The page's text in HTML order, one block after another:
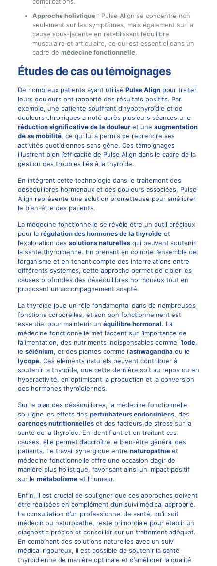
complications.
Approche holistique: Pulse Align se concentre non
seulement sur les symptômes, mais également sur la
cause sous-jacente en rétablissant l’équilibre
musculaire et articulaire, ce qui est essentiel dans un
cadre de médecine fonctionnelle.
Études de cas ou témoignages
De nombreux patients ayant utilisé Pulse Alignpour traiter
leurs douleurs ont rapporté des résultats positifs. Par
exemple, une patiente souffrant d’hypothyroïdie et de
douleurs chroniques a noté après plusieurs séances une
réduction significative de la douleuret une augmentation
de sa mobilité, ce qui lui a permis de reprendre ses
activités quotidiennes sans gêne. Ces témoignages
illustrent bien l’efficacité de Pulse Align dans le cadre de la
gestion des troubles liés à la thyroïde.
En intégrant cette technologie dans le traitement des
déséquilibres hormonaux et des douleurs associées, Pulse
Align représente une solution prometteuse pour améliorer
le bien-être des patients.
La médecine fonctionnelle se révèle être un outil précieux
pour la régulation des hormones de la thyroïdeet
l’exploration des solutions naturellesqui peuvent soutenir
la santé thyroïdienne. En prenant en compte l’ensemble de
l’organisme et en tenant compte des interrelations entre
différents systèmes, cette approche permet de cibler les
causes profondes des déséquilibres hormonaux tout en
proposant un accompagnement adapté.
La thyroïde joue un rôle fondamental dans de nombreuses
fonctions corporelles, et son bon fonctionnement est
essentiel pour maintenir un équilibre hormonal. La
médecine fonctionnelle met l’accent sur l’importance de
l’alimentation, des nutriments indispensables comme l’iode,
le sélénium, et des plantes comme l’ashwagandha ou le
lycope. Ces éléments naturels peuvent contribuer à
soutenir la thyroïde, que cette dernière soit au repos ou en
hyperactivité, en optimisant la production et la conversion
des hormones thyroïdiennes.
Sur le plan des déséquilibres, la médecine fonctionnelle
souligne les effets des perturbateurs endocriniens, des
carences nutritionnelleset des facteurs de stress sur la
santé de la thyroïde. En identifiant et en traitant ces
causes, elle permet d’accroître le bien-être général des
patients. Le travail synergique entre naturopathieet
médecine fonctionnelle offre une occasion d’agir de
manière plus holistique, favorisant ainsi un impact positif
sur le métabolismeet l’humeur.
Enfin, il est crucial de souligner que ces approches doivent
être réalisées en complément d’un suivi médical approprié.
La consultation d’un professionnel de santé, qu’il soit
médecin ou naturopathe, reste primordiale pour établir un
diagnostic précise et conseiller sur un traitement adéquat.
En combinant des solutions naturelles avec un suivi
médical rigoureux, il est possible de soutenir la santé
thyroïdienne de manière optimale et d’améliorer la qualité